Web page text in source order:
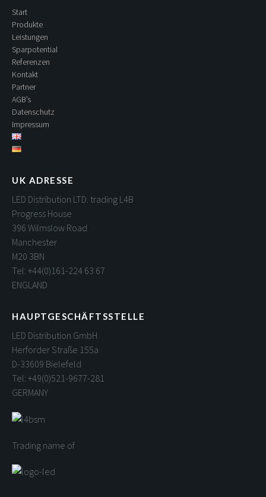
Start
Produkte
Leistungen
Sparpotential
Referenzen
Kontakt
Partner
AGB’s
Datenschutz
Impressum
UK ADRESSE
LED Distribution LTD. trading L4B
Progress House
396 Wilmslow Road
Manchester
M20 3BN
Tel: +44(0)161-224 63 67
ENGLAND
HAUPTGESCHÄFTSSTELLE
LED Distribution GmbH
Herforder Straße 155a
D-33609 Bielefeld
Tel: +49(0)521-9677-281
GERMANY
Trading name of